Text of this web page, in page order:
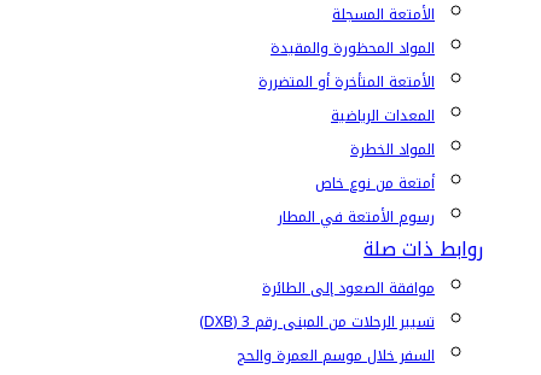
الأمتعة المسجلة
المواد المحظورة والمقيدة
الأمتعة المتأخرة أو المتضررة
المعدات الرياضية
المواد الخطرة
أمتعة من نوع خاص
رسوم الأمتعة في المطار
روابط ذات صلة
موافقة الصعود إلى الطائرة
تسيير الرحلات من المبنى رقم 3 (DXB)
السفر خلال موسم العمرة والحج